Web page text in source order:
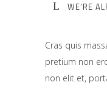
WE’RE
Cras quis
pretium non
non elit et,